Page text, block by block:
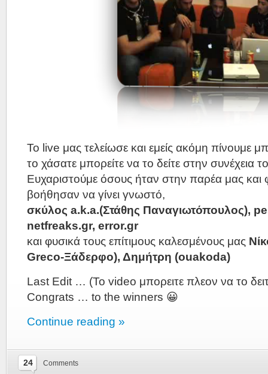
Το live μας τελείωσε και εμείς ακόμη πίνουμε
το χάσατε μπορείτε να το δείτε στην συνέχεια
Ευχαριστούμε όσους ήταν στην παρέα μας και
βοήθησαν να γίνει γνωστό,
σκύλος a.k.a.(Στάθης Παναγιωτόπουλος),
netfreaks.gr, error.gr
και φυσικά τους επίτιμους καλεσμένους μας
Greco-Ξάδερφο), Δημήτρη (ouakoda)
Last Edit … (To video μπορειτε πλεον να το
Congrats … to the winners 😀
Continue reading »
24 Comments